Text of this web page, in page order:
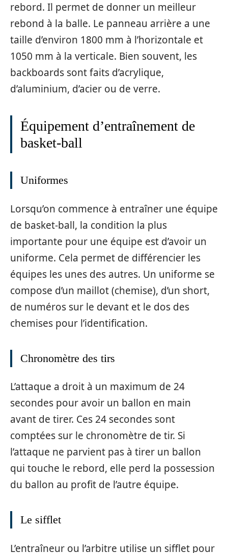
rebord. Il permet de donner un meilleur
rebond à la balle. Le panneau arrière a une
taille d’environ 1800 mm à l’horizontale et
1050 mm à la verticale. Bien souvent, les
backboards sont faits d’acrylique,
d’aluminium, d’acier ou de verre.
Équipement d’entraînement de
basket-ball
Uniformes
Lorsqu’on commence à entraîner une équipe
de basket-ball, la condition la plus
importante pour une équipe est d’avoir un
uniforme. Cela permet de différencier les
équipes les unes des autres. Un uniforme se
compose d’un maillot (chemise), d’un short,
de numéros sur le devant et le dos des
chemises pour l’identification.
Chronomètre des tirs
L’attaque a droit à un maximum de 24
secondes pour avoir un ballon en main
avant de tirer. Ces 24 secondes sont
comptées sur le chronomètre de tir. Si
l’attaque ne parvient pas à tirer un ballon
qui touche le rebord, elle perd la possession
du ballon au profit de l’autre équipe.
Le sifflet
L’entraîneur ou l’arbitre utilise un sifflet pour